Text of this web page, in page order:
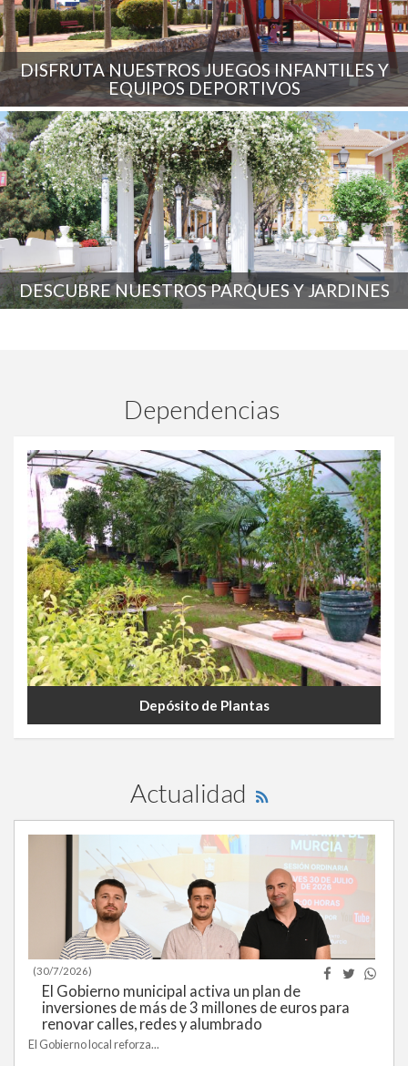
DISFRUTA NUESTROS JUEGOS INFANTILES Y
EQUIPOS DEPORTIVOS
DESCUBRE NUESTROS PARQUES Y JARDINES
Dependencias
DEPÓSITO DE PLANTAS
Depósito de Plantas
Actualidad
(30/7/2026)
El Gobierno municipal activa un plan de
inversiones de más de 3 millones de euros para
renovar calles, redes y alumbrado
El Gobierno local reforza...